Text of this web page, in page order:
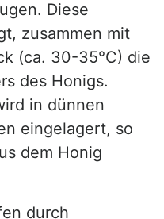
Diese
zusammen mit
(ca. 30-35°C) die
des Honigs.
in dünnen
eingelagert, so
dem Honig
durch